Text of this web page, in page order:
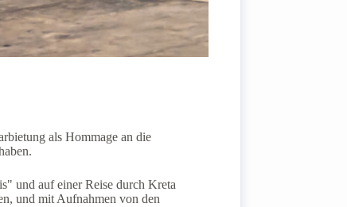
als Hommage an die
und auf einer Reise durch Kreta
und mit Aufnahmen von den